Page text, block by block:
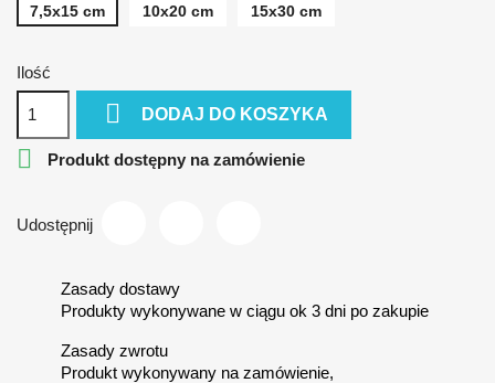
7,5x15 cm 10x20 cm 15x30 cm
Ilość
 DODAJ DO KOSZYKA
 Produkt dostępny na zamówienie
Udostępnij
Zasady dostawy
Produkty wykonywane w ciągu ok 3 dni po zakupie
Zasady zwrotu
Produkt wykonywany na zamówienie,